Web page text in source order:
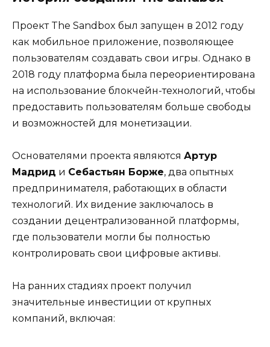
Проект The Sandbox был запущен в 2012 году
как мобильное приложение, позволяющее
пользователям создавать свои игры. Однако в
2018 году платформа была переориентирована
на использование блокчейн-технологий, чтобы
предоставить пользователям больше свободы
и возможностей для монетизации.
Основателями проекта являются Артур
Мадрид и Себастьян Борже, два опытных
предпринимателя, работающих в области
технологий. Их видение заключалось в
создании децентрализованной платформы,
где пользователи могли бы полностью
контролировать свои цифровые активы.
На ранних стадиях проект получил
значительные инвестиции от крупных
компаний, включая: